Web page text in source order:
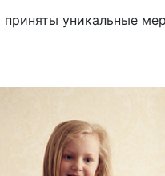
приняты уникальные